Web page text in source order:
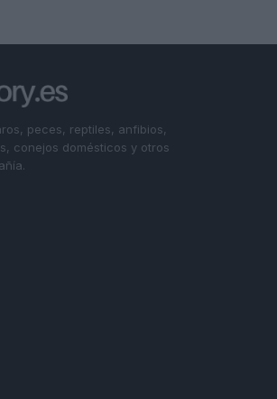
peces, reptiles, anfibios,
conejos domésticos y otros